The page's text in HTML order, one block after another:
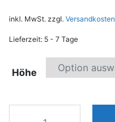
inkl. MwSt. zzgl. Versandkosten
Lieferzeit: 5 - 7 Tage
Höhe